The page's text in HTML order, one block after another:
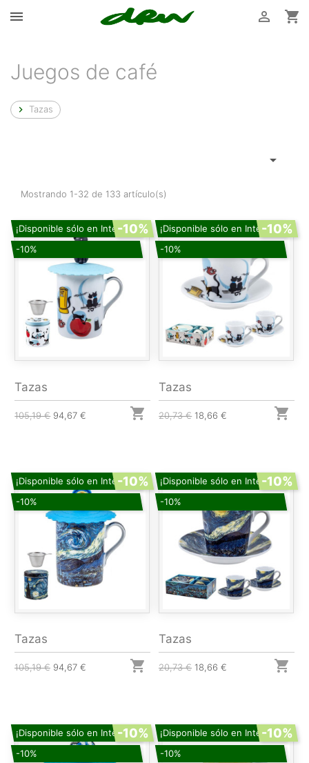
 

Juegos de café
 Tazas

Mostrando 1-32 de 133 artículo(s)
¡Disponible sólo en Internet!
-10%
-10%
Tazas
105,19 € 94,67 € 
¡Disponible sólo en Internet!
-10%
-10%
Tazas
20,73 € 18,66 € 
¡Disponible sólo en Internet!
-10%
-10%
Tazas
105,19 € 94,67 € 
¡Disponible sólo en Internet!
-10%
-10%
Tazas
20,73 € 18,66 € 
¡Disponible sólo en Internet!
-10%
-10%
¡Disponible sólo en Internet!
-10%
-10%